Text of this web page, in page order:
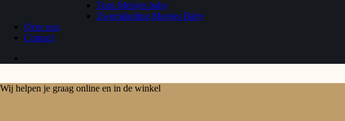
Tops Meisjes baby
Zwemkleding Meisjes Baby
Over ons
Contact
Wij helpen je graag online en in de winkel